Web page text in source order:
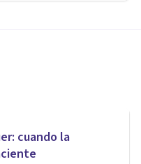
cuando la